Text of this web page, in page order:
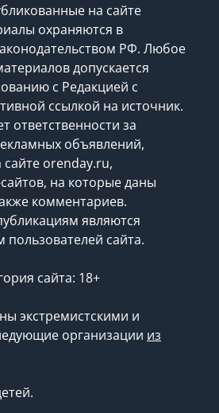
на сайте
охраняются в
РФ. Любое
допускается
с Редакцией с
ссылкой на источник.
ответственности за
объявлений,
orenday.ru,
на которые даны
комментариев.
являются
сайта.
сайта: 18+
экстремистскими и
организации из